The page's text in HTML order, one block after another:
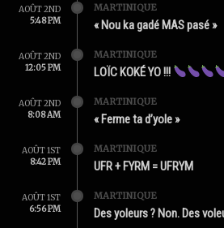
AOÛT 2ND
5:48 PM
MARTINIQUE
« Nou ka gadé MAS pasé »
AOÛT 2ND
12:05 PM
MARTINIQUE
LOÏC KOKÉ YO !!!
AOÛT 2ND
8:08 AM
MARTINIQUE
« Ferme ta d’yole »
AOÛT 1ST
8:42 PM
MARTINIQUE
UFR + FYRM = UFRYM
AOÛT 1ST
6:56 PM
MARTINIQUE
Des yoleurs ? Non. Des